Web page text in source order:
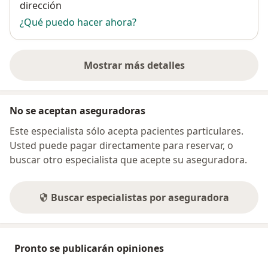
dirección
¿Qué puedo hacer ahora?
Mostrar más detalles
sobre la dirección
No se aceptan aseguradoras
Este especialista sólo acepta pacientes particulares.
Usted puede pagar directamente para reservar, o
buscar otro especialista que acepte su aseguradora.
Buscar especialistas por aseguradora
Pronto se publicarán opiniones